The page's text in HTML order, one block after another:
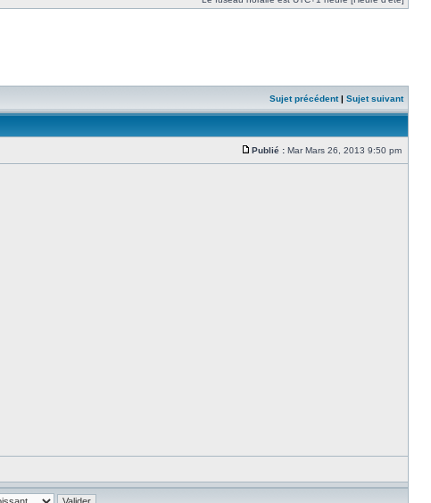
Sujet précédent| Sujet suivant
Publié : Mar Mars 26, 2013 9:50 pm